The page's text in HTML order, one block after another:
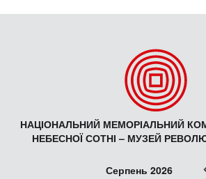
НАЦІОНАЛЬНИЙ МЕМОРІАЛЬНИЙ
НЕБЕСНОЇ СОТНІ – МУЗЕЙ
Серпень 2026